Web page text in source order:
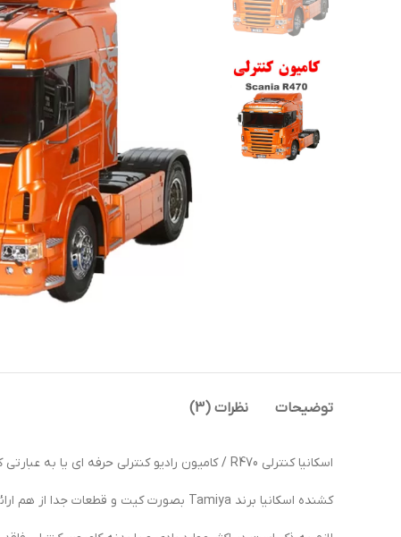
توضیحات نظرات (3)
اسکانیا کنترلی R470 / کامیون رادیو کنترلی حرفه ای یا به عبارتی کشنده آرسی Scania برند تامیا سری Highline ساخت ژاپن ورژن نارنجی رنگ.
کشنده اسکانیا برند Tamiya بصورت کیت و قطعات جدا از هم ارائه می شود و باید توسط خریدار با استفاده از دفترچه راهنما مونتاژ گردد.